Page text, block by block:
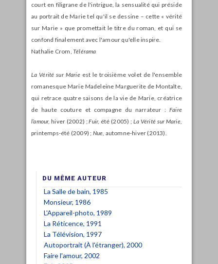
court en filigrane de l'intrigue, la sensualité qui préside
au portrait de Marie tel qu'il se dessine – cette « vérité
sur Marie » que promettait le titre du roman, et qui se
confond finalement avec l'amour qu'elle inspire.
Nathalie Crom, Télérama
La Vérité sur Marieest le troisième volet de l'ensemble
romanesque Marie Madeleine Marguerite de Montalte,
qui retrace quatre saisons de la vie de Marie, créatrice
de haute couture et compagne du narrateur : Faire
l’amour, hiver (2002) ;Fuir, été (2005) ; La Vérité sur Marie,
printemps-été (2009) ; Nue, automne-hiver (2013).
DU MÊME AUTEUR
La Salle de bain, 1985
Monsieur, 1986
L'Appareil-photo, 1989
La Réticence, 1991
La Télévision, 1997
Autoportrait (À l'étranger), 2000
Faire l'amour, 2002